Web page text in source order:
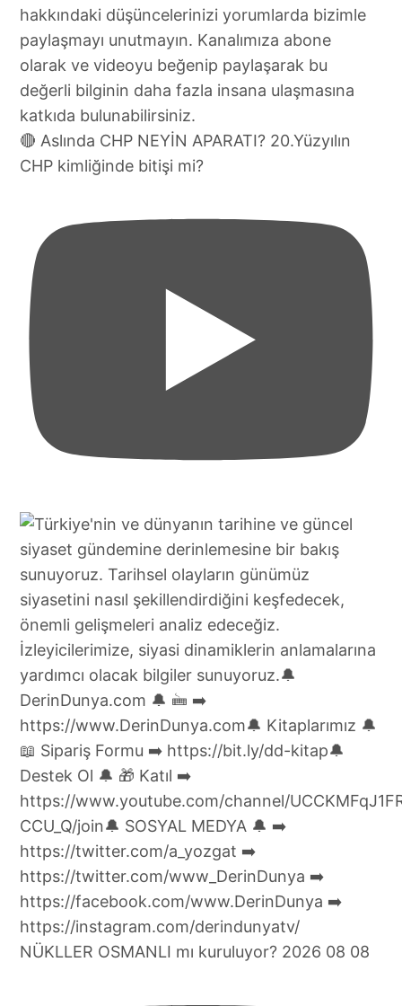
🔴 Aslında CHP NEYİN APARATI? 20.Yüzyılın
CHP kimliğinde bitişi mi?
NÜKLLER OSMANLI mı kuruluyor? 2026 08 08